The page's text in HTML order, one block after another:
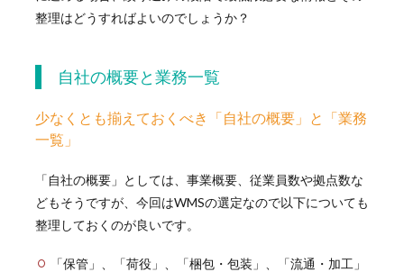
整理はどうすればよいのでしょうか？
自社の概要と業務一覧
少なくとも揃えておくべき「自社の概要」と「業務
一覧」
「自社の概要」としては、事業概要、従業員数や拠点数な
どもそうですが、今回はWMSの選定なので以下についても
整理しておくのが良いです。
「保管」、「荷役」、「梱包・包装」、「流通・加工」